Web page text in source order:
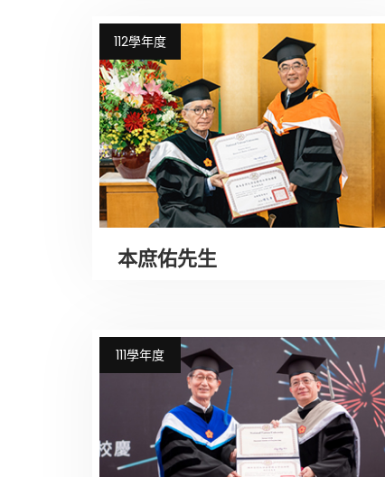
112學年度
本庶佑先生
111學年度